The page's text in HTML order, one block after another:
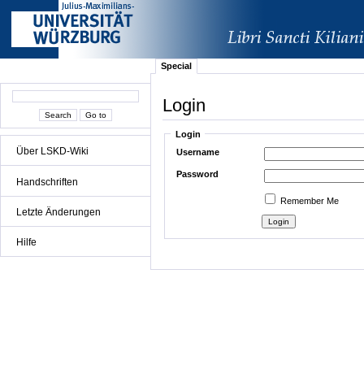
Über LSKD-Wiki
Handschriften
Letzte Änderungen
Hilfe
Special
Login
Login
Username
Password
Remember Me